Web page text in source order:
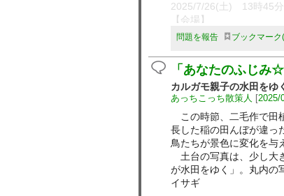
2025/7/26(土) 13時45
【会場】
１階 屋外広場
高城れに（ももいろクロ
【内容】
トーク＆お見送り会（※
※イベント内容は、変更
【参加方法】
イベント当日10:00より
しいたします。
イベント詳細につきま
てご確認ください。
＜週末ヒロイン ももい
問題を報告 ブックマーク
「あなたのふじみ
カルガモ親子の水田をゆ
あっちこっち散策人 [2025/
この時節、二毛作で田
長した稲の田んぼが違っ
鳥たちが景色に変化を与
土台の写真は、少し大
が水田をゆく」。丸内の
イサギ